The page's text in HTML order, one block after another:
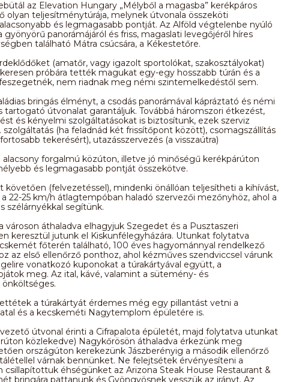
az Elevation Hungary „Mélyből a magasba” kerékpáros
olyan teljesítménytúrája, melynek útvonala összeköti
és legmagasabb pontját. Az Alföld végtelenbe nyúló
gyönyörű panorámájáról és friss, magaslati levegőjéről híres
található Mátra csúcsára, a Kékestetőre.
(amatőr, vagy igazolt sportolókat, szakosztályokat)
próbára tették magukat egy-egy hosszabb túrán és a
nem riadnak meg némi szintemelkedéstől sem.
bringás élményt, a csodás panorámával kápráztató és némi
tartogató útvonalat garantáljuk. Továbbá háromszori étkezést,
és kényelmi szolgáltatásokat is biztosítunk, ezek szerviz
szolgáltatás (ha feladnád két frissítőpont között), csomagszállítás
tekerésért), utazásszervezés (a visszaútra)
forgalmú közúton, illetve jó minőségű kerékpárúton
és legmagasabb pontját összekötve.
követően (felvezetéssel), mindenki önállóan teljesítheti a kihívást,
22-25 km/h átlagtempóban haladó szervezői mezőnyhöz, ahol a
szélárnyékkal segítünk.
városon áthaladva elhagyjuk Szegedet és a Pusztaszeri
keresztül jutunk el Kiskunfélegyházára. Utunkat folytatva
főterén található, 100 éves hagyománnyal rendelkező
az első ellenőrző ponthoz, ahol kézműves szendviccsel várunk
vonatkozó kuponokat a túrakártyával együtt, a
meg. Az ital, kávé, valamint a sütemény- és
a túrakártyát érdemes még egy pillantást vetni a
és a kecskeméti Nagytemplom épületére is.
útvonal érinti a Cifrapalota épületét, majd folytatva utunkat
közlekedve) Nagykőrösön áthaladva érkezünk meg
országúton kerekezünk Jászberényig a második ellenőrző
várnak bennünket. Ne felejtsétek érvényesíteni a
csillapítottuk éhségünket az Arizona Steak House Restaurant &
bringára pattanunk és Gyöngyösnek vesszük az irányt. Az